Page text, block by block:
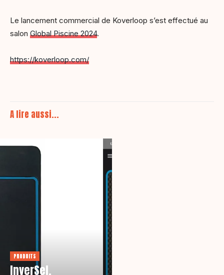
Le lancement commercial de Koverloop s’est effectué au
salon Global Piscine 2024.
https://koverloop.com/
A lire aussi...
PRODUITS
InverSel,